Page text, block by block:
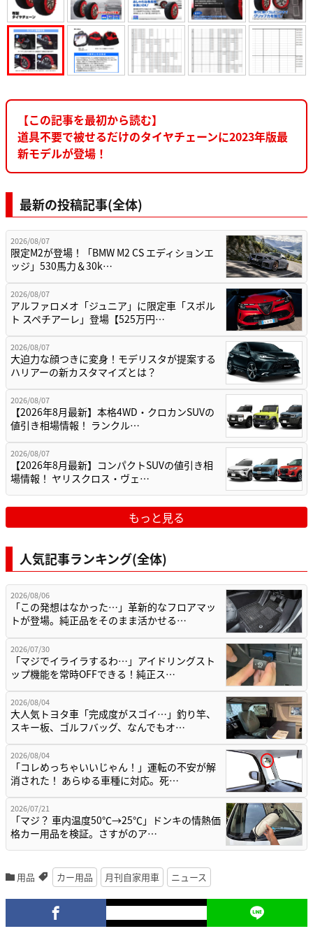
【この記事を最初から読む】
道具不要で被せるだけのタイヤチェーンに2023年版最
新モデルが登場！
最新の投稿記事(全体)
2026/08/07
限定M2が登場！「BMW M2 CS エディションエ
ッジ」530馬力＆30k…
2026/08/07
アルファロメオ「ジュニア」に限定車「スポル
ト スペチアーレ」登場【525万円…
2026/08/07
大迫力な顔つきに変身！モデリスタが提案する
ハリアーの新カスタマイズとは？
2026/08/07
【2026年8月最新】本格4WD・クロカンSUVの
値引き相場情報！ ランクル…
2026/08/07
【2026年8月最新】コンパクトSUVの値引き相
場情報！ ヤリスクロス・ヴェ…
もっと見る
人気記事ランキング(全体)
2026/08/06
「この発想はなかった…」革新的なフロアマッ
トが登場。純正品をそのまま活かせる…
2026/07/30
「マジでイライラするわ…」アイドリングスト
ップ機能を常時OFFできる！純正ス…
2026/08/04
大人気トヨタ車「完成度がスゴイ…」釣り竿、
スキー板、ゴルフバッグ、なんでもオ…
2026/08/04
「コレめっちゃいいじゃん！」運転の不安が解
消された！ あらゆる車種に対応。死…
2026/07/21
「マジ？ 車内温度50℃→25℃」ドンキの情熱価
格カー用品を検証。さすがのア…
用品 カー用品 月刊自家用車 ニュース